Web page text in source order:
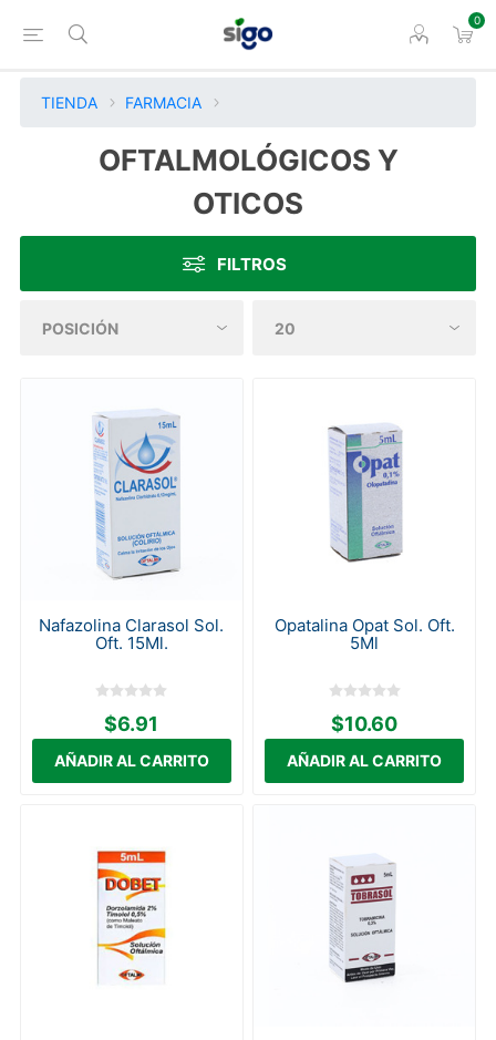
0
TIENDA FARMACIA
OFTALMOLÓGICOS Y
OTICOS
FILTROS
Nafazolina Clarasol Sol.
Oft. 15Ml.
$6.91
Opatalina Opat Sol. Oft.
5Ml
$10.60